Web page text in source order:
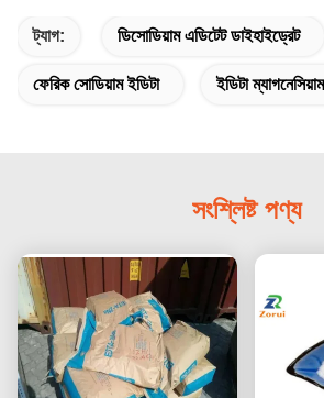
ট্যাগ: ডিসোডিয়াম এডিটেট ডাইহাইড্রেট
ফেরিক সোডিয়াম ইডিটা ইডিটা
সংশ্লিষ্ট পণ্য